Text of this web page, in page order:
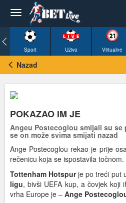
Sport Uživo Virtualne
Nazad
POKAZAO IM JE
Angeu Postecoglou smijali su se
se on može svima smijati nazad
Ange Postecoglou rekao je prije
rečenicu koja se ispostavila točnom.
Tottenham Hotspurje po treći put
ligu, bivši UEFA kup, a čovjek koji
vrha Europe je – Ange